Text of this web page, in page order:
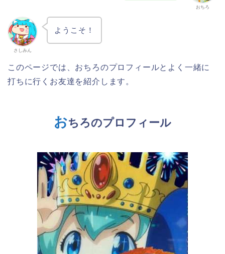
おちろ
さしみん
ようこそ！
このページでは、おちろのプロフィールとよく一緒に
打ちに行くお友達を紹介します。
おちろのプロフィール